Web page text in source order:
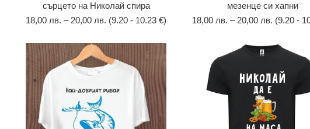
сърцето на Николай спира
18,00 лв. – 20,00 лв. (9.20 - 10.23 €)
мезенце си хапни
18,00 лв. – 20,00 лв. (9.20 -